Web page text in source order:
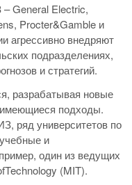
General Electric,
Procter&Gamble и
агрессивно внедряют
подразделениях,
и стратегий.
разрабатывая новые
подходы.
ряд университетов по
и
один из ведущих
(MIT).